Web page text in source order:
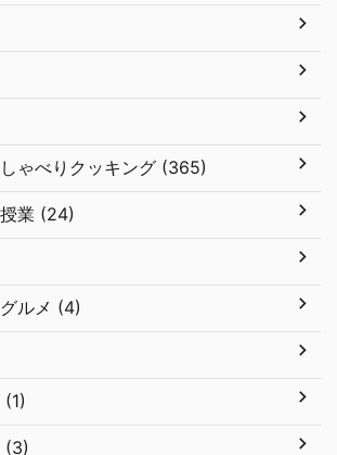
ゃべりクッキング (365)
業 (24)
ルメ (4)
(3)